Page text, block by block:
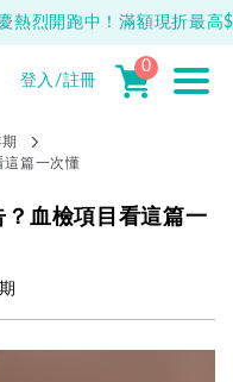
150元抵用券
登入/註冊
0
這篇一次懂
血檢項目看這篇一